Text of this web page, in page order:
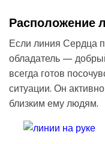
Расположение
Если линия Сердца
обладатель —
всегда готов
ситуации. Он
близким ему людям.